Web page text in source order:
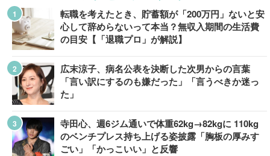
転職を考えたとき、貯蓄額が「200万円」ないと安
心して辞めらないって本当？無収入期間の生活費
の目安【「退職プロ」が解説】
広末涼子、病名公表を決断した次男からの言葉
「言い訳にするのも嫌だった」「言うべきか迷っ
た」
寺田心、週6ジム通いで体重62kg→82kgに 110kg
のベンチプレス持ち上げる姿披露「胸板の厚みす
ごい」「かっこいい」と反響